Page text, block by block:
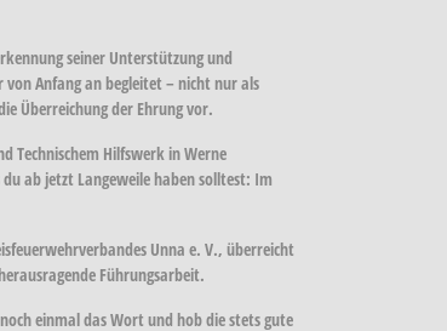
seiner Unterstützung und
Anfang an begleitet – nicht nur als
Überreichung der Ehrung vor.
Technischem Hilfswerk in Werne
ab jetzt Langeweile haben solltest: Im
Unna e. V., überreicht
Führungsarbeit.
einmal das Wort und hob die stets gute